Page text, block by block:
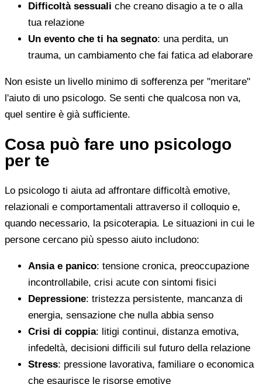
Difficoltà sessuali che creano disagio a te o alla
tua relazione
Un evento che ti ha segnato: una perdita, un
trauma, un cambiamento che fai fatica ad elaborare
Non esiste un livello minimo di sofferenza per "meritare"
l'aiuto di uno psicologo. Se senti che qualcosa non va,
quel sentire è già sufficiente.
Cosa può fare uno psicologo
per te
Lo psicologo ti aiuta ad affrontare difficoltà emotive,
relazionali e comportamentali attraverso il colloquio e,
quando necessario, la psicoterapia. Le situazioni in cui le
persone cercano più spesso aiuto includono:
Ansia e panico: tensione cronica, preoccupazione
incontrollabile, crisi acute con sintomi fisici
Depressione: tristezza persistente, mancanza di
energia, sensazione che nulla abbia senso
Crisi di coppia: litigi continui, distanza emotiva,
infedeltà, decisioni difficili sul futuro della relazione
Stress: pressione lavorativa, familiare o economica
che esaurisce le risorse emotive